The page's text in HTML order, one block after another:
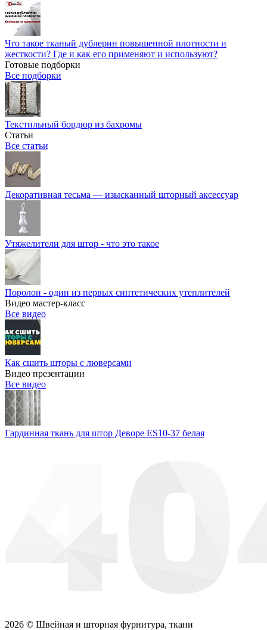
Что такое тканый дублерин повышенной плотности и
жесткости? Где и как его применяют и используют?
Готовые подборки
Все подборки
Текстильный бордюр из бахромы
Статьи
Все статьи
Декоративная тесьма — изысканный шторный аксессуар
Утяжелители для штор - что это такое
Поролон - один из первых синтетических утеплителей
Видео мастер-класс
Все видео
Как сшить шторы с люверсами
Видео презентации
Все видео
Гардинная ткань для штор Деворе ES10-37 белая
2026 © Швейная и шторная фурнитура, ткани